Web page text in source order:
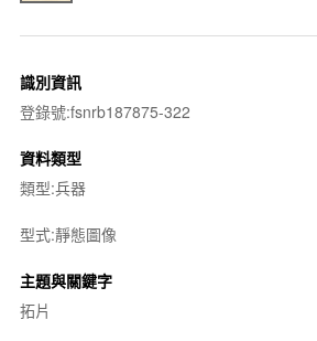
識別資訊
登錄號:fsnrb187875-322
資料類型
類型:兵器
型式:靜態圖像
主題與關鍵字
拓片